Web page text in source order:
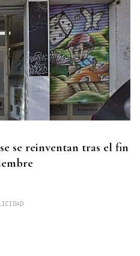
se reinventan tras el fin